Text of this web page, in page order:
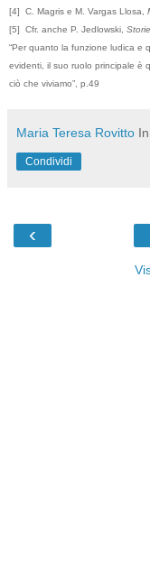
[4]
C. Magris e M. Vargas Llosa,
[5] Cfr. anche P. Jedlowski,
“Per quanto la funzione ludica e
evidenti, il suo ruolo principale è
ciò che viviamo”, p.49
Maria Teresa Rovitto
Condividi
‹